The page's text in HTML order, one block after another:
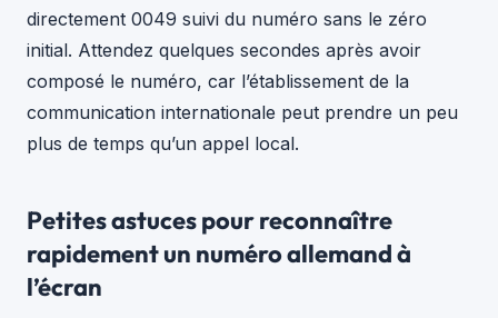
directement 0049 suivi du numéro sans le zéro
initial. Attendez quelques secondes après avoir
composé le numéro, car l’établissement de la
communication internationale peut prendre un peu
plus de temps qu’un appel local.
Petites astuces pour reconnaître
rapidement un numéro allemand à
l’écran